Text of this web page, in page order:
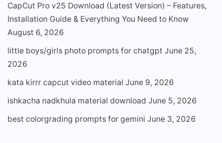
CapCut Pro v25 Download (Latest Version) – Features,
Installation Guide & Everything You Need to Know
August 6, 2026
little boys/girls photo prompts for chatgpt June 25,
2026
kata kirrr capcut video material June 9, 2026
ishkacha nadkhula material download June 5, 2026
best colorgrading prompts for gemini June 3, 2026